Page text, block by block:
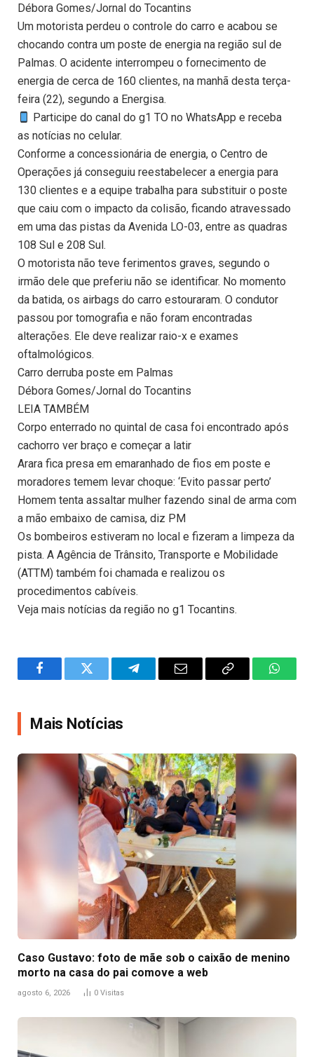
Débora Gomes/Jornal do Tocantins
Um motorista perdeu o controle do carro e acabou se
chocando contra um poste de energia na região sul de
Palmas. O acidente interrompeu o fornecimento de
energia de cerca de 160 clientes, na manhã desta terça-
feira (22), segundo a Energisa.
Participe do canal do g1 TO no WhatsApp e receba
as notícias no celular.
Conforme a concessionária de energia, o Centro de
Operações já conseguiu reestabelecer a energia para
130 clientes e a equipe trabalha para substituir o poste
que caiu com o impacto da colisão, ficando atravessado
em uma das pistas da Avenida LO-03, entre as quadras
108 Sul e 208 Sul.
O motorista não teve ferimentos graves, segundo o
irmão dele que preferiu não se identificar. No momento
da batida, os airbags do carro estouraram. O condutor
passou por tomografia e não foram encontradas
alterações. Ele deve realizar raio-x e exames
oftalmológicos.
Carro derruba poste em Palmas
Débora Gomes/Jornal do Tocantins
LEIA TAMBÉM
Corpo enterrado no quintal de casa foi encontrado após
cachorro ver braço e começar a latir
Arara fica presa em emaranhado de fios em poste e
moradores temem levar choque: ‘Evito passar perto’
Homem tenta assaltar mulher fazendo sinal de arma com
a mão embaixo de camisa, diz PM
Os bombeiros estiveram no local e fizeram a limpeza da
pista. A Agência de Trânsito, Transporte e Mobilidade
(ATTM) também foi chamada e realizou os
procedimentos cabíveis.
Veja mais notícias da região no g1 Tocantins.
FacebookTwitter TelegramEmail
Copy
Mais Notícias
Caso Gustavo: foto de mãe sob o caixão de menino
morto na casa do pai comove a web
agosto 6, 2026 0 Visitas